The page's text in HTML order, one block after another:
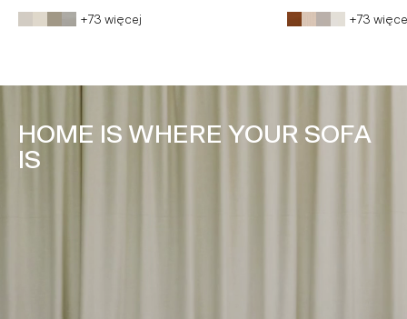
+73 więcej +73
HOME IS WHERE YOUR SOFA
IS